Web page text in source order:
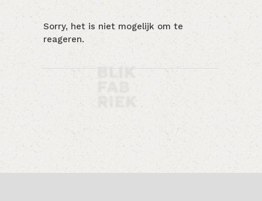
Sorry, het is niet mogelijk om te
reageren.